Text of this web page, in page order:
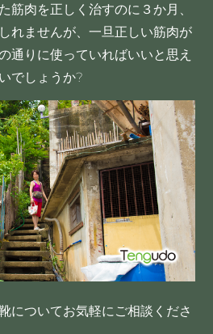
筋肉を正しく治すのに３か月、
れませんが、一旦正しい筋肉が
通りに使っていればいいと思え
でしょうか?
についてお気軽にご相談くださ